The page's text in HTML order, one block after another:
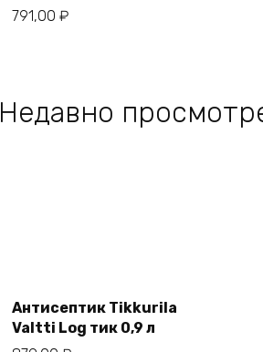
791,00 ₽
Недавно
Антисептик Tikkurila
Valtti Log тик 0,9 л